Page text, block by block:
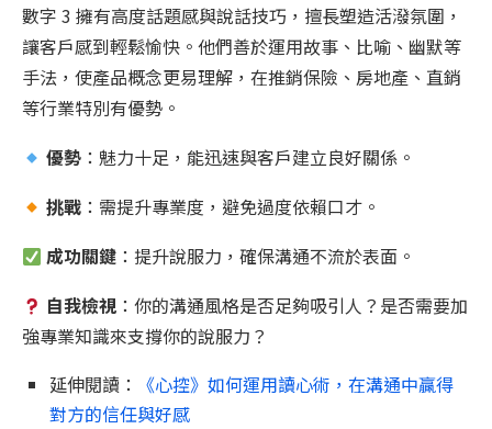
數字 3 擁有高度話題感與說話技巧，擅長塑造活潑氛圍，
讓客戶感到輕鬆愉快。他們善於運用故事、比喻、幽默等
手法，使產品概念更易理解，在推銷保險、房地產、直銷
等行業特別有優勢。
優勢 ：魅力十足，能迅速與客戶建立良好關係。
挑戰 ：需提升專業度，避免過度依賴口才。
成功關鍵 ：提升說服力，確保溝通不流於表面。
自我檢視 ：你的溝通風格是否足夠吸引人？是否需要加
強專業知識來支撐你的說服力？
延伸閱讀： 《心控》如何運用讀心術，在溝通中贏得
對方的信任與好感